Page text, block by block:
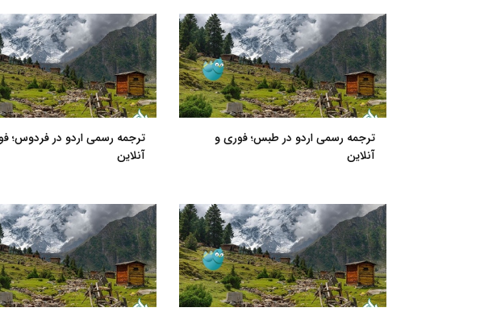
ترجمه رسمی اردو در طبس؛ فوری و
آنلاین
ترجمه رسمی اردو در فردوس؛
آنلاین